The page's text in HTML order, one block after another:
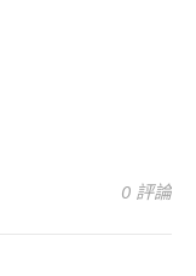
0 評論